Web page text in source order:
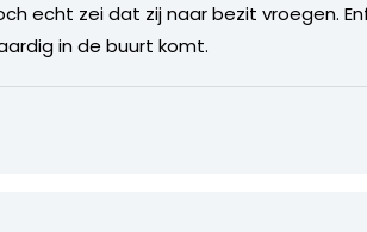
echt zei dat zij naar bezit vroegen.
in de buurt komt.